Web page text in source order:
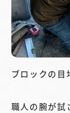
ブロックの目
職人の腕が試